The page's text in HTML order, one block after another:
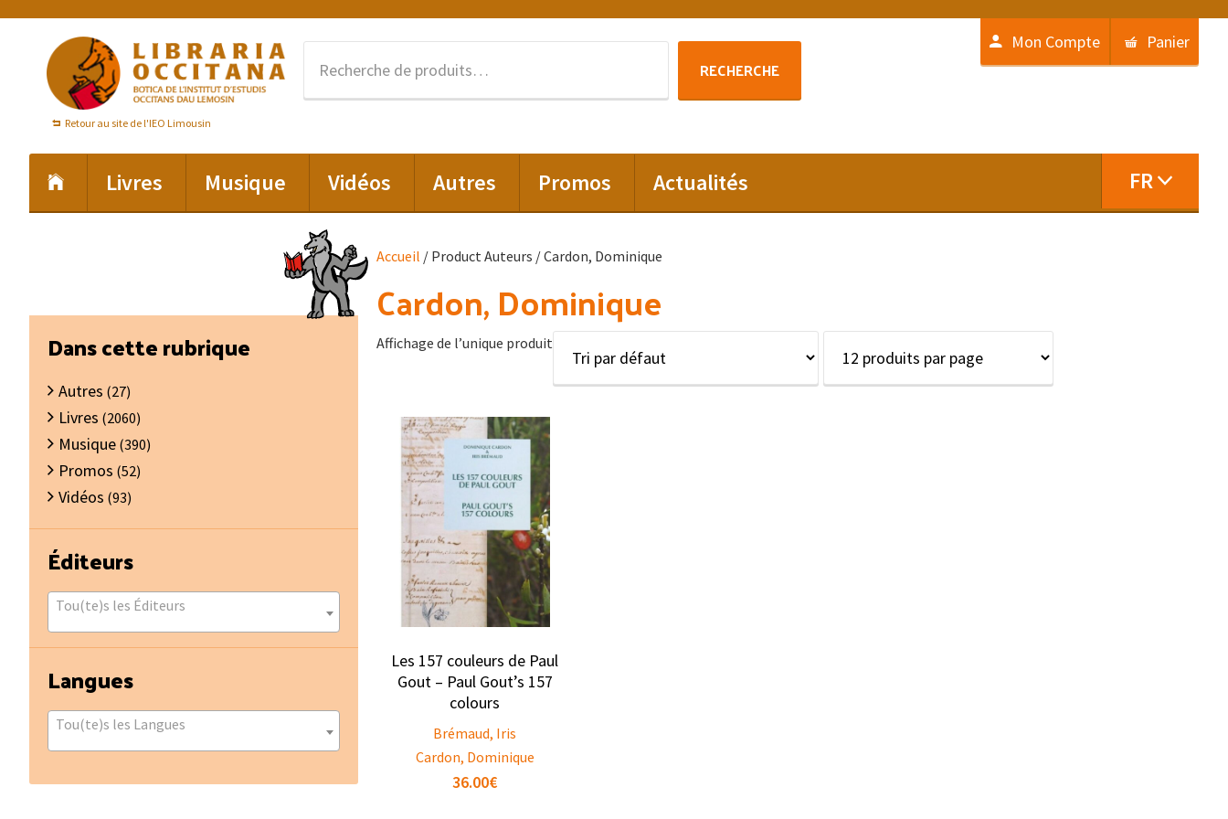
navigation
principale
contenu
principal
Retour au site de l'IEO Limousin
RECHERCHE
Mon Compte Panier
Livres Musique Vidéos Autres Promos Actualités FR
Accueil / Product Auteurs / Cardon, Dominique
Cardon, Dominique
Affichage de l’unique produit
Les 157 couleurs de Paul
Gout – Paul Gout’s 157
colours
Brémaud, Iris
Cardon, Dominique
36.00€
Barre
latérale
principale
Dans cette rubrique
Autres (27)
Livres (2060)
Musique (390)
Promos (52)
Vidéos (93)
Éditeurs
Tou(te)s les Éditeurs
Langues
Tou(te)s les Langues